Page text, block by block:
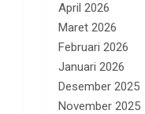
April 2026
Maret 2026
Februari 2026
Januari 2026
Desember 2025
November 2025